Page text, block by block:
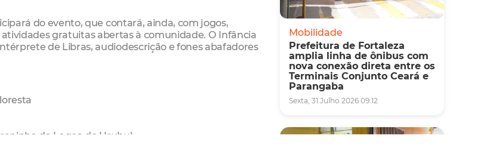
do evento, que contará, ainda, com jogos,
gratuitas abertas à comunidade. O Infância
de Libras, audiodescrição e fones abafadores
da Lagoa do Urubu)
Mobilidade
Prefeitura de Fortaleza
amplia linha de ônibus com
nova conexão direta entre os
Terminais Conjunto Ceará e
Parangaba
Sexta, 31 Julho 2026 09:12